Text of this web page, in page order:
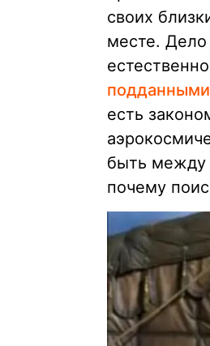
своих
месте. Дело
подданными
есть
быть между
почему